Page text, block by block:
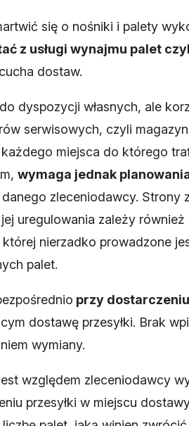
się o nośniki i palety
z usługi wynajmu palet
dostaw.
dyspozycji własnych, ale
serwisowych, czyli
miejsca do którego
wymaga jednak
zleceniodawcy.
uregulowania zależy
nierzadko prowadzone
palet.
przy
dostawę przesyłki. Brak
wymiany.
względem zleceniodawcy
przesyłki w miejscu